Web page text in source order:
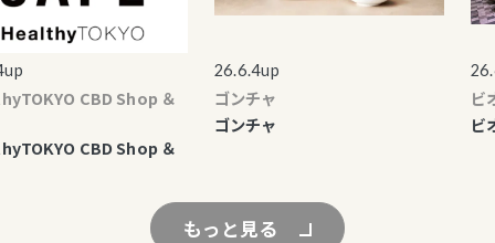
CBD Shop ＆
CBD Shop ＆
26.6.4up
ゴンチャ
ゴンチャ
ビオ
ビオ
もっと見る